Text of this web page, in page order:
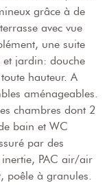
grâce à de
avec vue
une suite
et jardin: douche
hauteur. A
aménageables.
chambres dont 2
bain et WC
par des
PAC air/air
poêle à granules.